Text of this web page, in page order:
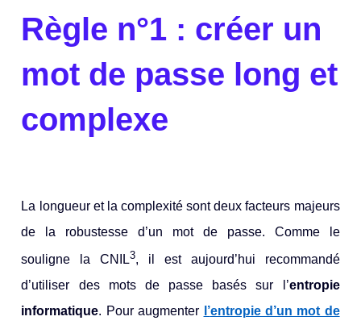
Règle n°1 : créer un
mot de passe long et
complexe
La longueur et la complexité sont deux facteurs majeurs
de la robustesse d’un mot de passe. Comme le
souligne la CNIL3, il est aujourd’hui recommandé
d’utiliser des mots de passe basés sur l’entropie
informatique. Pour augmenter l’entropie d’un mot de